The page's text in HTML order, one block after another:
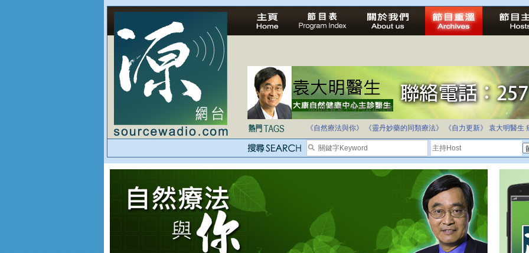
法治社會並不等同公正社會
自家教育合法化-推動多元化教育，全民學卷制
《自然療法與你》
《靈丹妙藥的同類療法》 《自力更新》 袁大明醫生